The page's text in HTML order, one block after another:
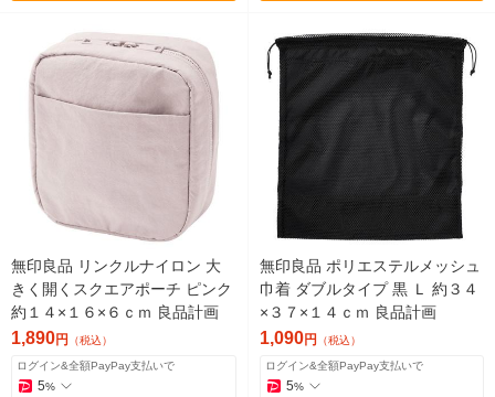
無印良品 リンクルナイロン 大
きく開くスクエアポーチ ピンク
約１４×１６×６ｃｍ 良品計画
1,890円 （税込）
ログイン&全額PayPay支払いで
5%
無印良品 ポリエステルメッシュ
巾着 ダブルタイプ 黒 Ｌ 約３４
×３７×１４ｃｍ 良品計画
1,090円 （税込）
ログイン&全額PayPay支払いで
5%